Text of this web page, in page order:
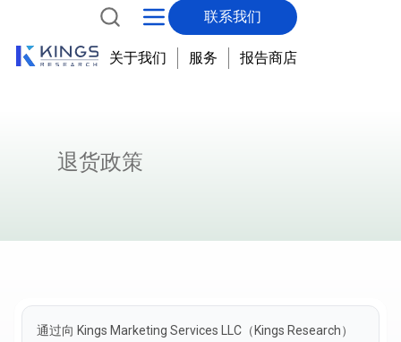
联系我们
关于我们 服务 报告商店
退货政策
通过向 Kings Marketing Services LLC（Kings Research）